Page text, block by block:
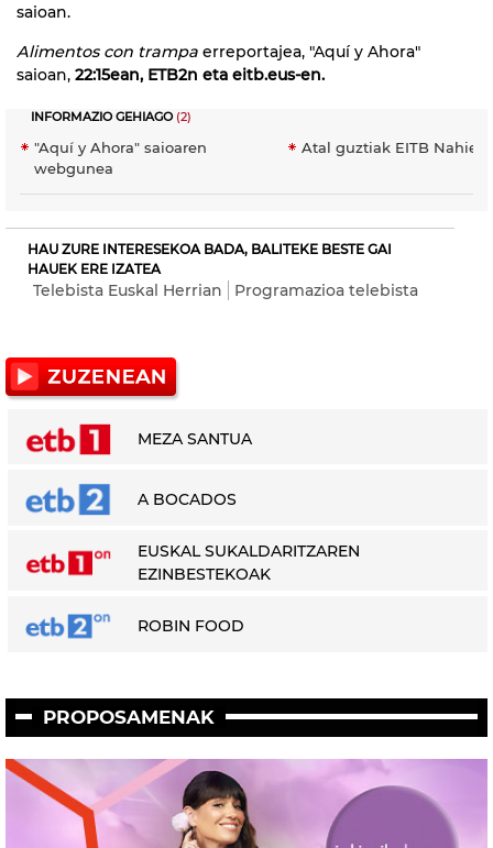
saioan.
Alimentos con trampa erreportajea, "Aquí y Ahora"
saioan, 22:15ean, ETB2n eta eitb.eus-en.
INFORMAZIO GEHIAGO(2)
"Aquí y Ahora" saioaren
webgunea
Atal guztiak EITB
HAU ZURE INTERESEKOA BADA, BALITEKE BESTE GAI
HAUEK ERE IZATEA
Telebista Euskal Herrian Programazioa telebista
MEZA SANTUA
A BOCADOS
EUSKAL SUKALDARITZAREN
EZINBESTEKOAK
ROBIN FOOD
PROPOSAMENAK